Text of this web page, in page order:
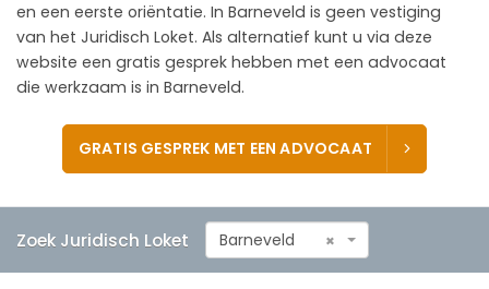
en een eerste oriëntatie. In Barneveld is geen vestiging
van het Juridisch Loket. Als alternatief kunt u via deze
website een gratis gesprek hebben met een advocaat
die werkzaam is in Barneveld.
GRATIS GESPREK MET EEN ADVOCAAT
Zoek Juridisch Loket ×
Barneveld